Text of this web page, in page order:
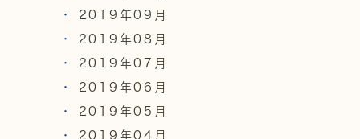
2019年09月
2019年08月
2019年07月
2019年06月
2019年05月
2019年04月